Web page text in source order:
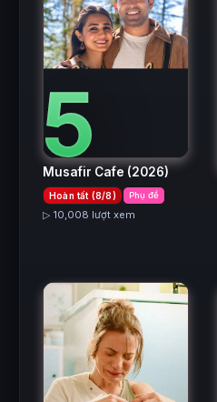
5
Musafir Cafe (2026)
Hoàn tất (8/8) Phụ đề
▷ 10,008 lượt xem